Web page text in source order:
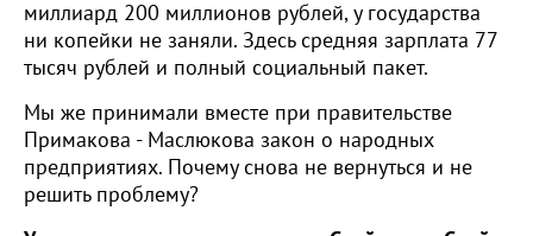
миллиард 200 миллионов рублей, у государства
ни копейки не заняли. Здесь средняя зарплата 77
тысяч рублей и полный социальный пакет.
Мы же принимали вместе при правительстве
Примакова - Маслюкова закон о народных
предприятиях. Почему снова не вернуться и не
решить проблему?